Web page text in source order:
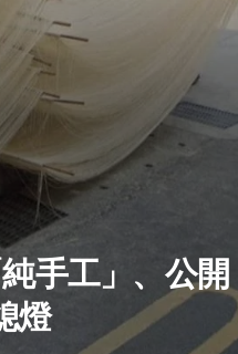
手工」、公開
燈